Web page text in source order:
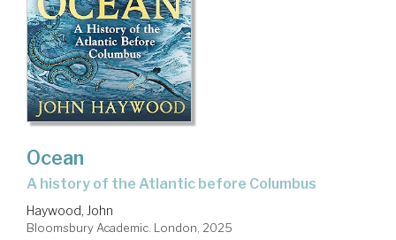
Ocean
a history of the Atlantic before Columbus
Haywood, John
Bloomsbury Academic. London, 2025